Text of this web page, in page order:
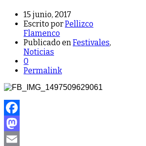
15 junio, 2017
Escrito porPellizco
Flamenco
Publicado en Festivales,
Noticias
0
Permalink
Facebook
Mastodon